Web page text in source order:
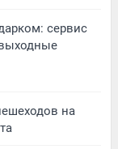
сервис
на